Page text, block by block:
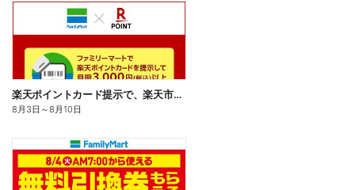
楽天ポイントカード提示で、楽天市場でのお買い物がおトクに!
8月3日 ～8月10日